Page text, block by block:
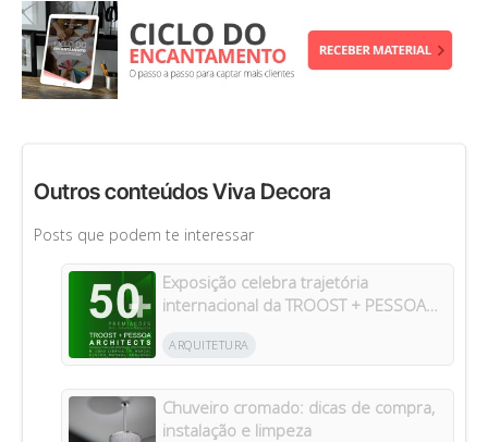
Outros conteúdos Viva Decora
Posts que podem te interessar
Exposição celebra trajetória
internacional da TROOST + PESSOA
ARQUITETURA
Chuveiro cromado: dicas de compra,
instalação e limpeza